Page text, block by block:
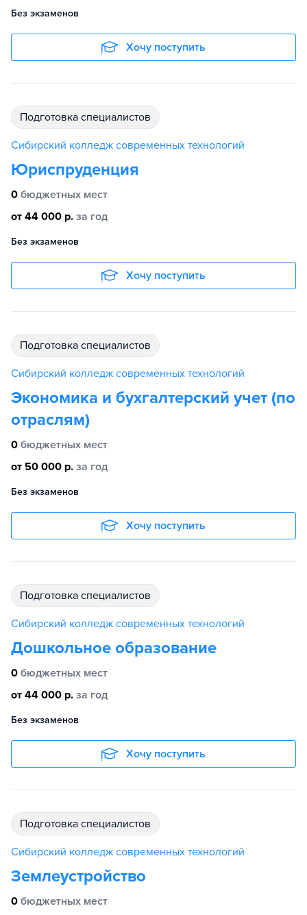
Без экзаменов
Хочу поступить
подготовка специалистов
Сибирский колледж современных технологий
Юриспруденция
0 бюджетных мест
от 44 000 р. за год
Без экзаменов
Хочу поступить
подготовка специалистов
Сибирский колледж современных технологий
Экономика и бухгалтерский учет (по
отраслям)
0 бюджетных мест
от 50 000 р. за год
Без экзаменов
Хочу поступить
подготовка специалистов
Сибирский колледж современных технологий
Дошкольное образование
0 бюджетных мест
от 44 000 р. за год
Без экзаменов
Хочу поступить
подготовка специалистов
Сибирский колледж современных технологий
Землеустройство
0 бюджетных мест